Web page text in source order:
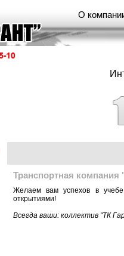
О
Транспортная
Желаем вам успехов в
открытиями!
Всегда ваши: коллектив "ТК